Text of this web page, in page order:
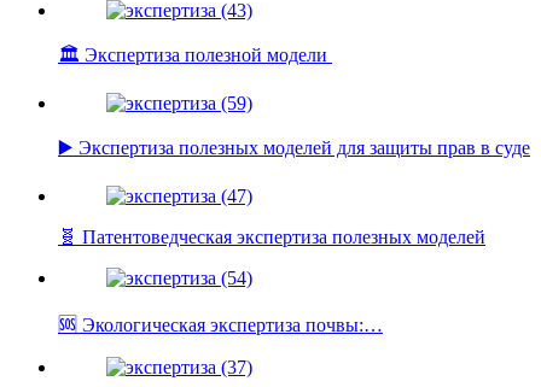
🏛️ Экспертиза полезной модели
▶️ Экспертиза полезных моделей для защиты прав в суде
🧬 Патентоведческая экспертиза полезных моделей
🆘 Экологическая экспертиза почвы:…